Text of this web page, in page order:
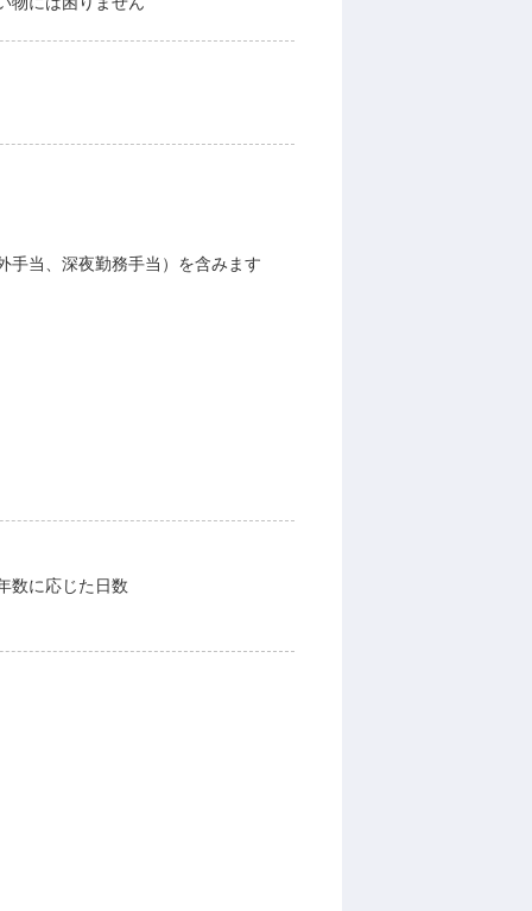
手当、深夜勤務手当）を含みます
数に応じた日数